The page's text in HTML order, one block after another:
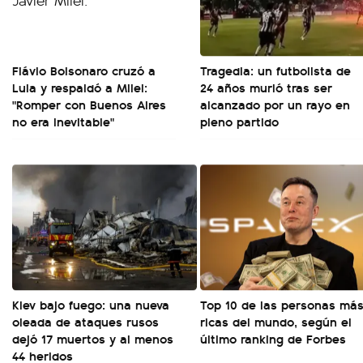
Flávio Bolsonaro cruzó a
Lula y respaldó a Milei:
"Romper con Buenos Aires
no era inevitable"
Tragedia: un futbolista de
24 años murió tras ser
alcanzado por un rayo en
pleno partido
Kiev bajo fuego: una nueva
oleada de ataques rusos
dejó 17 muertos y al menos
44 heridos
Top 10 de las personas más
ricas del mundo, según el
último ranking de Forbes